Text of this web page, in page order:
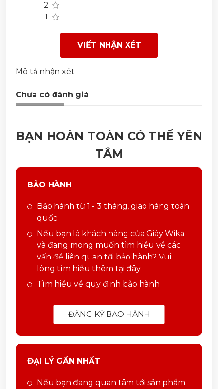
2
1
VIẾT NHẬN XÉT
Mô tả nhận xét
Chưa có đánh giá
BẠN HOÀN TOÀN CÓ THỂ YÊN
TÂM
BẢO HÀNH
Bảo hành từ 1 - 3 tháng, giao hàng toàn
quốc
Nếu bạn là khách hàng của Giày Wika
và đang mong muốn tìm hiểu về các
vấn đề liên quan tới bảo hành? Vui
lòng tìm hiểu thêm tại đây
Tìm hiểu về quy định bảo hành
ĐĂNG KÝ BẢO HÀNH
ĐẠI LÝ GẦN NHẤT
Nếu bạn đang quan tâm tới sản phẩm